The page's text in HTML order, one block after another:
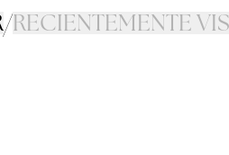
/RECIENTEMENTE